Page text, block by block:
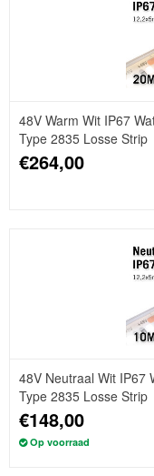
48V Warm Wit IP67
Type 2835 Losse Strip
€264,00
48V Neutraal Wit IP67
Type 2835 Losse Strip
€148,00
Op voorraad